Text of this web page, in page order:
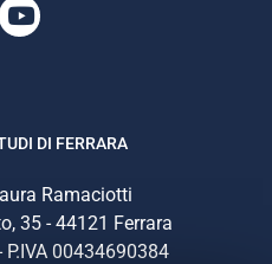
Youtube
DI FERRARA
Ramaciotti
35 - 44121 Ferrara
P.IVA 00434690384